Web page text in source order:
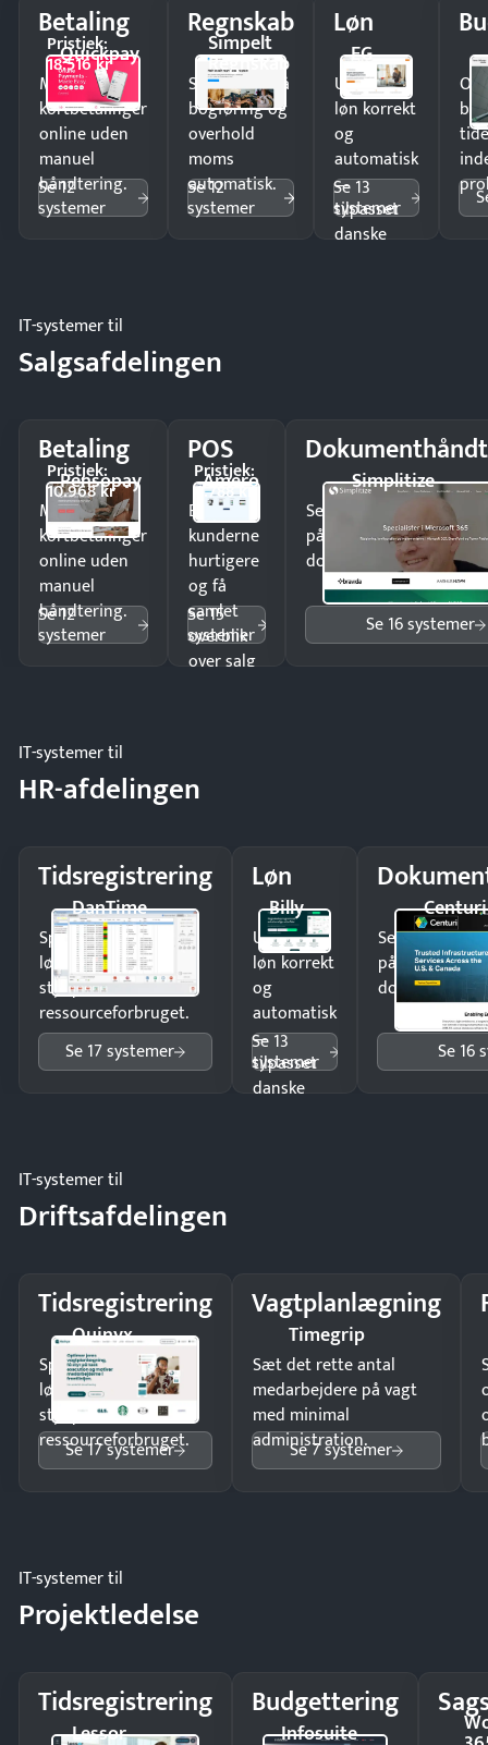
Betaling
Quickpay
Pristjek:
18.516 kr
Modtag
kortbetalinger
online uden
manuel
håndtering.
Se 12
systemer
Regnskab
Simpelt
Regnskab
Spar timer på
bogføring og
overhold
moms
automatisk.
Se 12
systemer
Løn
EG
Udbetal
løn korrekt
og
automatisk
—
tilpasset
danske
Se 13
systemer
IT-systemer til
Salgsafdelingen
Betaling
Pensopay
Pristjek:
10.968 kr
Modtag
kortbetalinger
online uden
manuel
håndtering.
Se 12
systemer
POS
Amero
Pristjek:
4.788 kr
Ekspedér
kunderne
hurtigere
og få
samlet
overblik
over salg
Se 15
systemer
Simplitize
Send kontrakter til
på minutter og mist
dokumenter.
Se 16 systemer
IT-systemer til
HR-afdelingen
Tidsregistrering
DanTime
Spar tid på
lønberegning og få
styr på
ressourceforbruget.
Se 17 systemer
Løn
Billy
Udbetal
løn korrekt
og
automatisk
—
tilpasset
danske
Se 13
systemer
Centuri
Send
på minutter
dokumenter.
Se 16
IT-systemer til
Driftsafdelingen
Tidsregistrering
Quinyx
Spar tid på
lønberegning og få
styr på
ressourceforbruget.
Se 17 systemer
Vagtplanlægning
Timegrip
Sæt det rette antal
medarbejdere på vagt
med minimal
administration.
Se 7 systemer
IT-systemer til
Projektledelse
Tidsregistrering
Lessor
Budgettering
Infosuite